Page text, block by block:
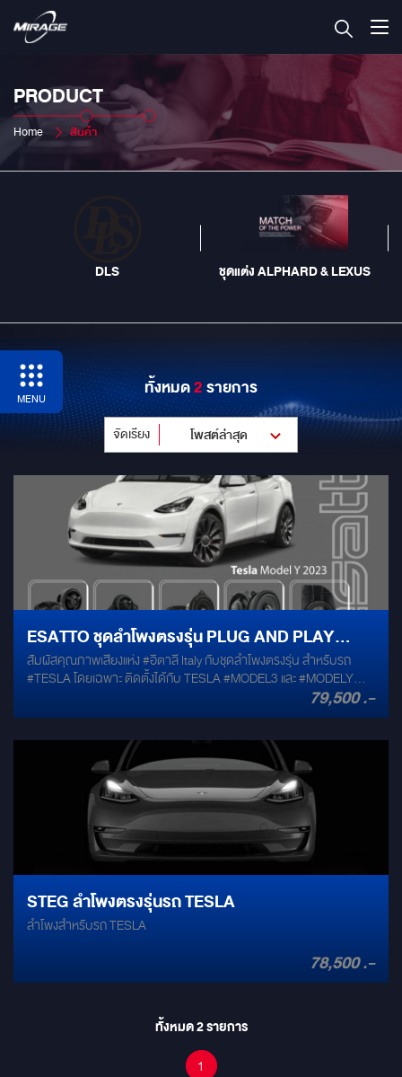
PRODUCT
Home สินค้า
DLS ชุดแต่ง ALPHARD & LEXUS
MENU ทั้งหมด2รายการ
จัดเรียง โพสต์ล่าสุด
ESATTO ชุดลำโพงตรงรุ่น PLUG AND PLAY
TESLA
สัมผัสคุณภาพเสียงแห่ง #อิตาลี Italy กับชุดลำโพงตรงรุ่น สำหรับรถ
#TESLA โดยเฉพาะ ติดตั้งได้กับ TESLA #MODEL3 และ #MODELY
ด้วยลำโพงทั้งหมด 13 ตำแหน่ง ติดตั้งเข้าช่องเดิมทั้งหมด ☑ ติดตั้งแบบ
79,500 .-
STEG ลำโพงตรงรุ่นรถ TESLA
ลำโพงสำหรับรถ TESLA
78,500 .-
ทั้งหมด2รายการ
1